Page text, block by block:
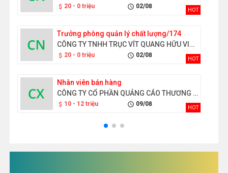
attach_money 20 - 0 triệu schedule 02/08
HOT
Trưởng phòng quản lý chất lượng/174
CÔNG TY TNHH TRỤC VÍT QUANG HỮU VIỆT NAM
attach_money 20 - 0 triệu schedule 02/08
HOT
Nhân viên bán hàng
CÔNG TY CỔ PHẦN QUẢNG CÁO THƯƠNG MẠI ĐỒNG XANH
attach_money 10 - 12 triệu schedule 09/08
HOT